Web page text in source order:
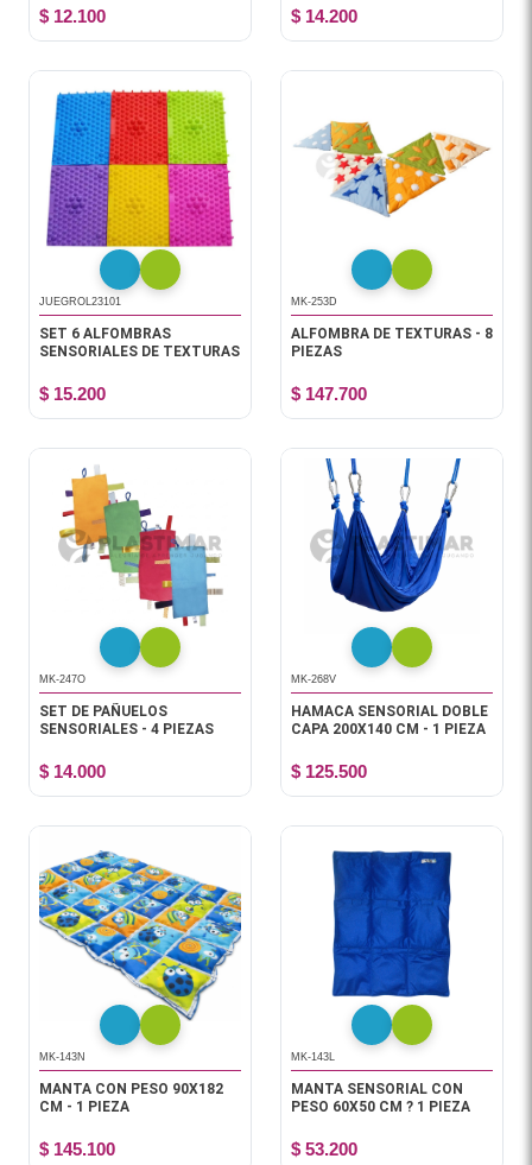
$ 12.100 $ 14.200
JUEGROL23101
SET 6 ALFOMBRAS
SENSORIALES DE TEXTURAS
$ 15.200
MK-253D
ALFOMBRA DE TEXTURAS - 8
PIEZAS
$ 147.700
MK-247O
SET DE PAÑUELOS
SENSORIALES - 4 PIEZAS
$ 14.000
MK-268V
HAMACA SENSORIAL DOBLE
CAPA 200X140 CM - 1 PIEZA
$ 125.500
MK-143N
MANTA CON PESO 90X182
CM - 1 PIEZA
$ 145.100
MK-143L
MANTA SENSORIAL CON
PESO 60X50 CM ? 1 PIEZA
$ 53.200